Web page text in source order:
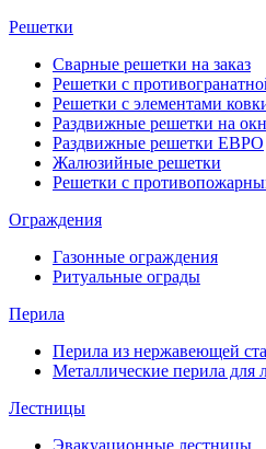
Решетки
Сварные решетки на заказ
Решетки с
Решетки с элементами
Раздвижные решетки на
Раздвижные решетки ЕВРО
Жалюзийные решетки
Решетки с
Ограждения
Газонные ограждения
Ритуальные ограды
Перила
Перила из нержавеющей
Металлические перила для
Лестницы
Эвакуационные лестницы